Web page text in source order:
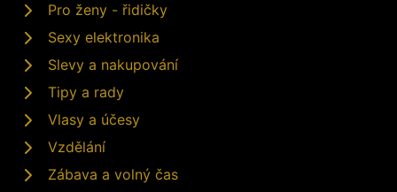
Pro ženy - řidičky
Sexy elektronika
Slevy a nakupování
Tipy a rady
Vlasy a účesy
Vzdělání
Zábava a volný čas